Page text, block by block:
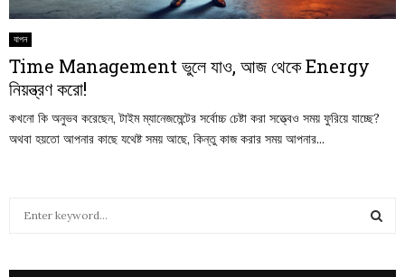
যাপন
Time Management ভুলে যাও, আজ থেকে Energy
নিয়ন্ত্রণ করো!
কখনো কি অনুভব করেছেন, টাইম ম্যানেজমেন্টের সর্বোচ্চ চেষ্টা করা সত্ত্বেও সময় ফুরিয়ে যাচ্ছে?
অথবা হয়তো আপনার কাছে যথেষ্ট সময় আছে, কিন্তু কাজ করার সময় আপনার...